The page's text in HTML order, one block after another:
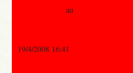
au
19/4/2008 16:41